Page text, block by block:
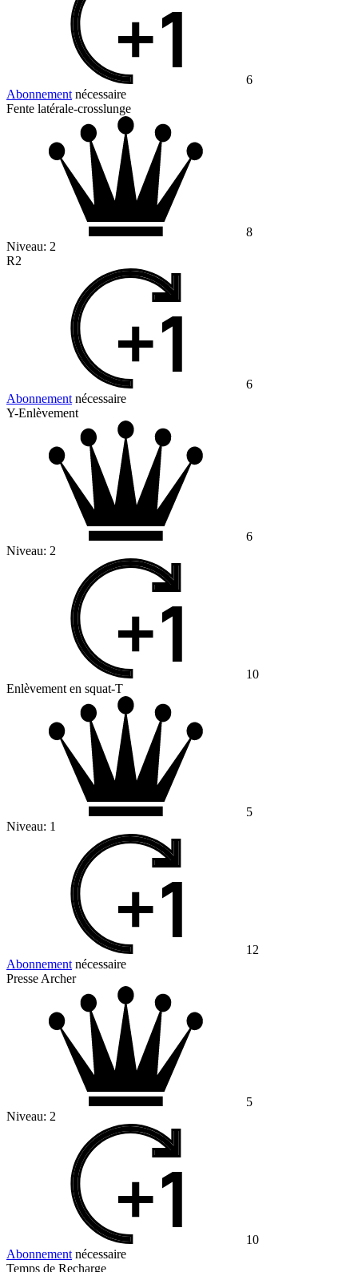
6
Abonnement nécessaire
Fente latérale-crosslunge
8
Niveau: 2
R2
6
Abonnement nécessaire
Y-Enlèvement
6
Niveau: 2
10
Enlèvement en squat-T
5
Niveau: 1
12
Abonnement nécessaire
Presse Archer
5
Niveau: 2
10
Abonnement nécessaire
Temps de Recharge